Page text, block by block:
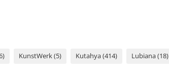
KunstWerk (5) Kutahya (414) Lubiana (18)